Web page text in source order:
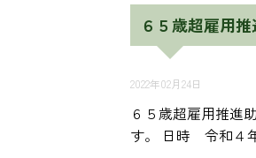
６５歳超雇用
2022年02月24日
６５歳超雇用推進
す。 日時 令和４